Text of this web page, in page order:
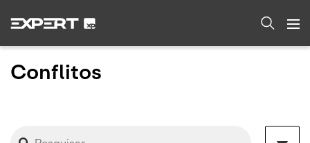
Conflitos